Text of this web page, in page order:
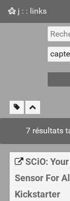
j : : links
Nuage de tags
7 résultats
SCiO:
Sensor For
Kickstarter